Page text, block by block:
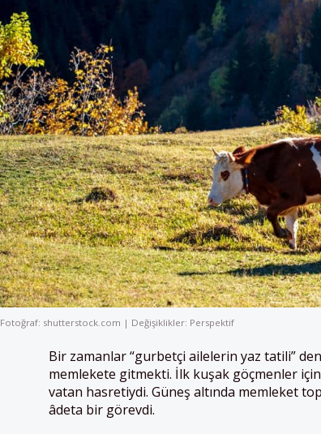
Fotoğraf: shutterstock.com | Değişiklikler: Perspektif
Bir zamanlar “gurbetçi ailelerin yaz tatili”
memlekete gitmekti. İlk kuşak göçmenler
vatan hasretiydi. Güneş altında memleket
âdeta bir görevdi.